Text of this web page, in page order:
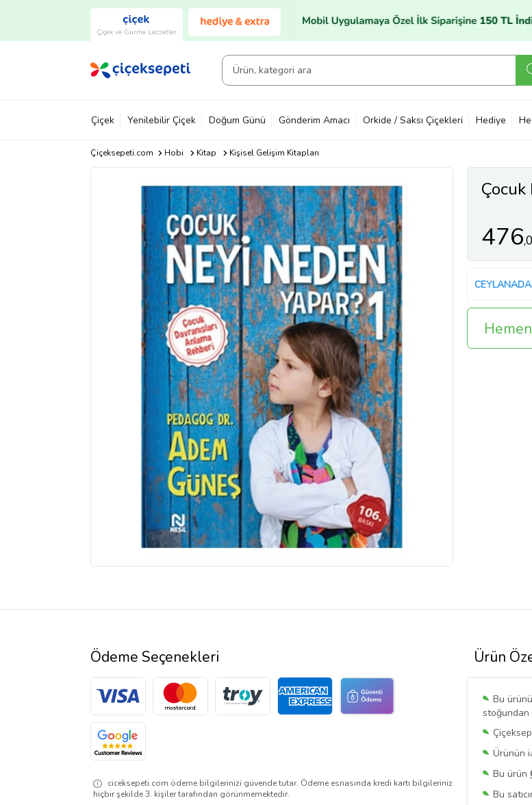
Çiçek ve Gurme Lezzetler
Çiçek Yenilebilir Çiçek Doğum Günü Gönderim Amacı Orkide / Saksı Çiçekleri Hediye
Çiçeksepeti.com Hobi Kitap Kişisel Gelişim Kitapları
476
Ürün
Bu
stoğundan
Ürünün
Bu ürün
Bu
Ödeme Seçenekleri
ciceksepeti.com ödeme bilgilerinizi güvende tutar. Ödeme esnasında kredi kartı bilgileriniz
hiçbir şekilde 3. kişiler tarafından görünmemektedir.